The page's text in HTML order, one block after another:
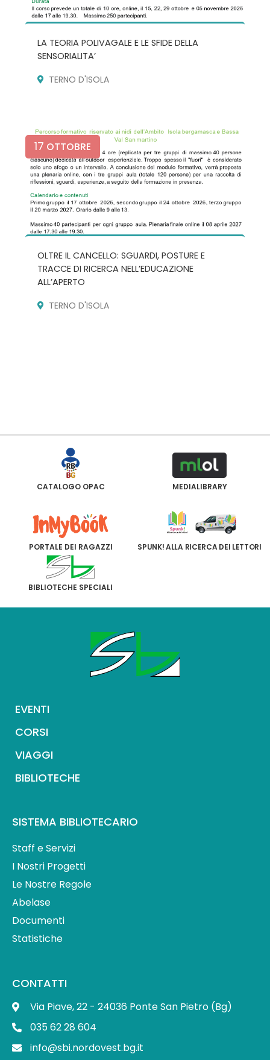
LA TEORIA POLIVAGALE E LE SFIDE DELLA
SENSORIALITA’
TERNO D'ISOLA
17 OTTOBRE
OLTRE IL CANCELLO: SGUARDI, POSTURE E
TRACCE DI RICERCA NELL’EDUCAZIONE
ALL’APERTO
TERNO D'ISOLA
CATALOGO OPAC MEDIALIBRARY
PORTALE DEI RAGAZZI SPUNK! ALLA RICERCA DEI LETTORI
BIBLIOTECHE SPECIALI
EVENTI
CORSI
VIAGGI
BIBLIOTECHE
SISTEMA BIBLIOTECARIO
Staff e Servizi
I Nostri Progetti
Le Nostre Regole
Abelase
Documenti
Statistiche
CONTATTI
Via Piave, 22 - 24036 Ponte San Pietro (Bg)
035 62 28 604
info@sbi.nordovest.bg.it